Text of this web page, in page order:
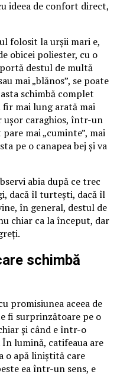
ideea de confort direct,
folosit la urșii mari e,
obicei poliester, cu o
destul de multă
mai „blănos”, se poate
schimbă complet
mai lung arată mai
ușor caraghios, într-un
mai „cuminte”, mai
pe o canapea bej și va
abia după ce trec
dacă îl turtești, dacă îl
în general, destul de
chiar ca la început, dar
schimbă
promisiunea aceea de
fi surprinzătoare pe o
și când e într-o
lumină, catifeaua are
o apă liniștită care
ea într-un sens, e